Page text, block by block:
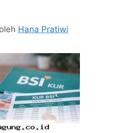
oleh Hana Pratiwi